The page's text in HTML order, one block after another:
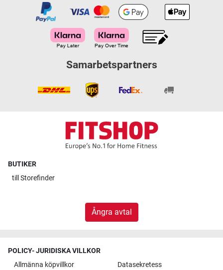
Samarbetspartners
BUTIKER
till Storefinder
Ångra avtal
POLICY- JURIDISKA VILLKOR
Allmänna köpvillkor
Datasekretess